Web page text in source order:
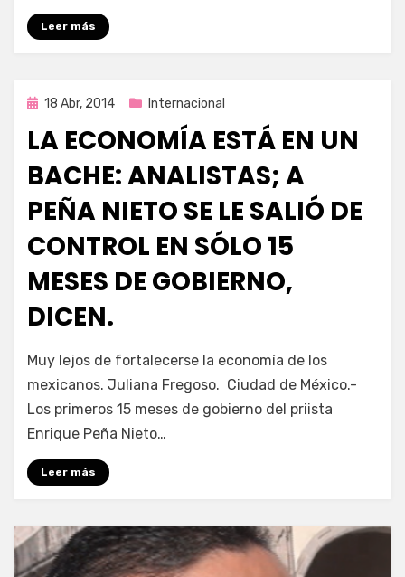
Leer más
Publicada
18 Abr, 2014 Internacional
LA ECONOMÍA ESTÁ EN UN
BACHE: ANALISTAS; A
PEÑA NIETO SE LE SALIÓ DE
CONTROL EN SÓLO 15
MESES DE GOBIERNO,
DICEN.
por Enrique
Muy lejos de fortalecerse la economía de los
mexicanos. Juliana Fregoso. Ciudad de México.-
Los primeros 15 meses de gobierno del priista
Enrique Peña Nieto…
Leer más